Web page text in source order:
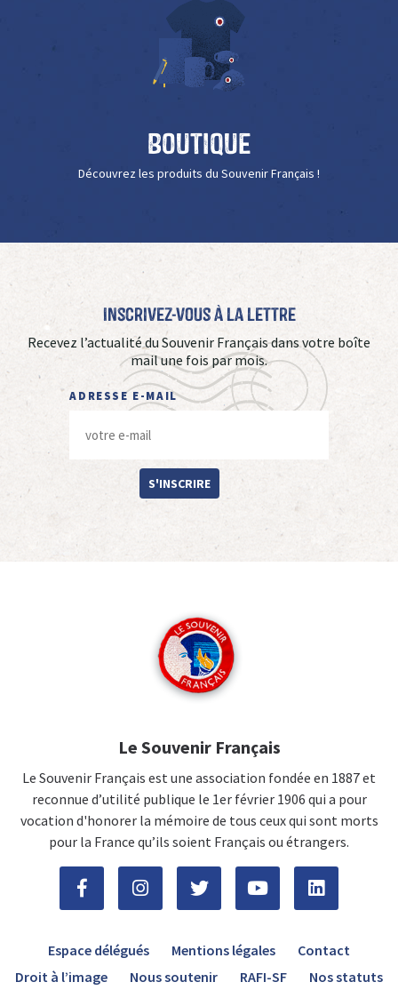
Boutique
Découvrez les produits du Souvenir Français !
Inscrivez-vous à La Lettre
Recevez l’actualité du Souvenir Français dans votre boîte
mail une fois par mois.
ADRESSE E-MAIL
S'INSCRIRE
Le Souvenir Français
Le Souvenir Français est une association fondée en 1887 et
reconnue d’utilité publique le 1er février 1906 qui a pour
vocation d'honorer la mémoire de tous ceux qui sont morts
pour la France qu’ils soient Français ou étrangers.
Espace délégués Mentions légales
Contact
Droit à l’image
Nous soutenir RAFI-SF Nos statuts